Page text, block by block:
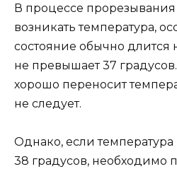
В процессе прорезывания
возникать температура,
состояние обычно длится
не превышает 37
хорошо переносит
не следует.
Однако, если
38 градусов, необходимо